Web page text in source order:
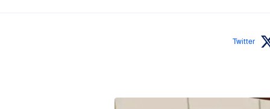
Twitter